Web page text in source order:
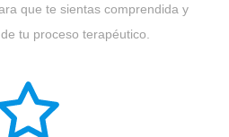
que te sientas comprendida y
tu proceso terapéutico.